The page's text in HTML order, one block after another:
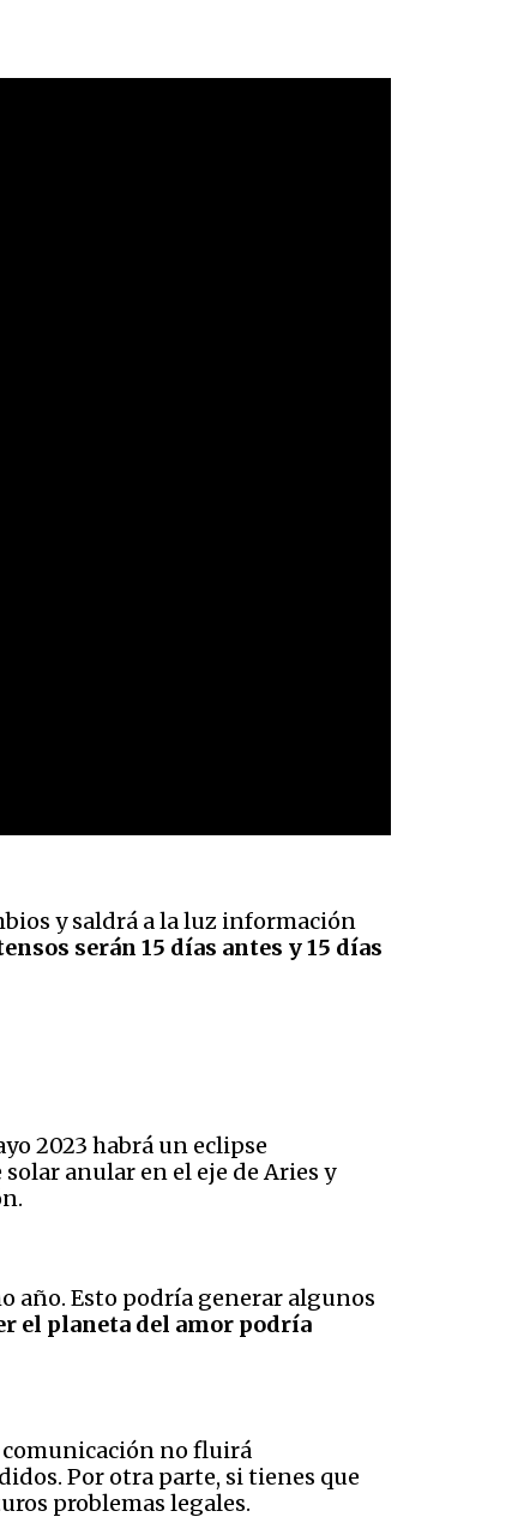
y saldrá a la luz información
serán 15 días antes y 15 días
2023 habrá un eclipse
anular en el eje de Aries y
año. Esto podría generar algunos
el planeta del amor podría
comunicación no fluirá
Por otra parte, si tienes que
problemas legales.